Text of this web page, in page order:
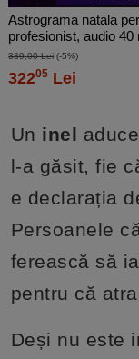
Astrograma natala
profesionist, audio 40
339,00 Lei (-5%)
32205 Lei
Un inel
l-a găsit, fie
e declarația
Persoanele
ferească să
pentru că
Deși nu este